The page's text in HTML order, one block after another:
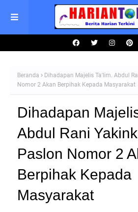
Beranda
Dihadapan Majelis Ta'lim. Abdul
Nomor 2 Akan Berpihak Kepada Masyarakat
Dihadapan
Abdul Rani
Paslon Nomor 2
Berpihak Kepada
Masyarakat